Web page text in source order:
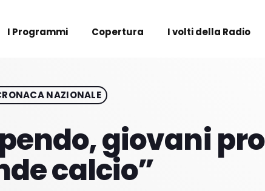
I Programmi Copertura I volti della Radio
NAZIONALE
giovani
calcio”